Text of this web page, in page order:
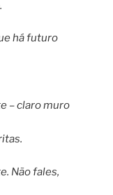
há futuro
– claro muro
Não fales,